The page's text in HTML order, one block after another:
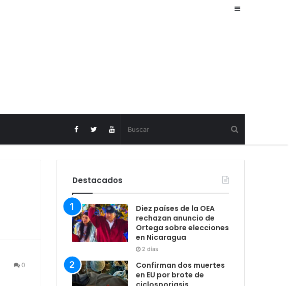
Sidebar
0
Destacados
Diez países de la OEA
rechazan anuncio de
Ortega sobre elecciones
en Nicaragua
2 días
Confirman dos muertes
en EU por brote de